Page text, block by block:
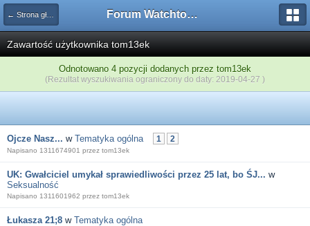
← Strona główna Forum Watchtower
Zawartość użytkownika tom13ek
Odnotowano 4 pozycji dodanych przez tom13ek
(Rezultat wyszukiwania ograniczony do daty: 2019-04-27 )
Ojcze Nasz... w Tematyka ogólna 1 2
Napisano 1311674901 przez tom13ek
UK: Gwałciciel umykał sprawiedliwości przez 25 lat, bo ŚJ... w
Seksualność
Napisano 1311601962 przez tom13ek
Łukasza 21;8 w Tematyka ogólna